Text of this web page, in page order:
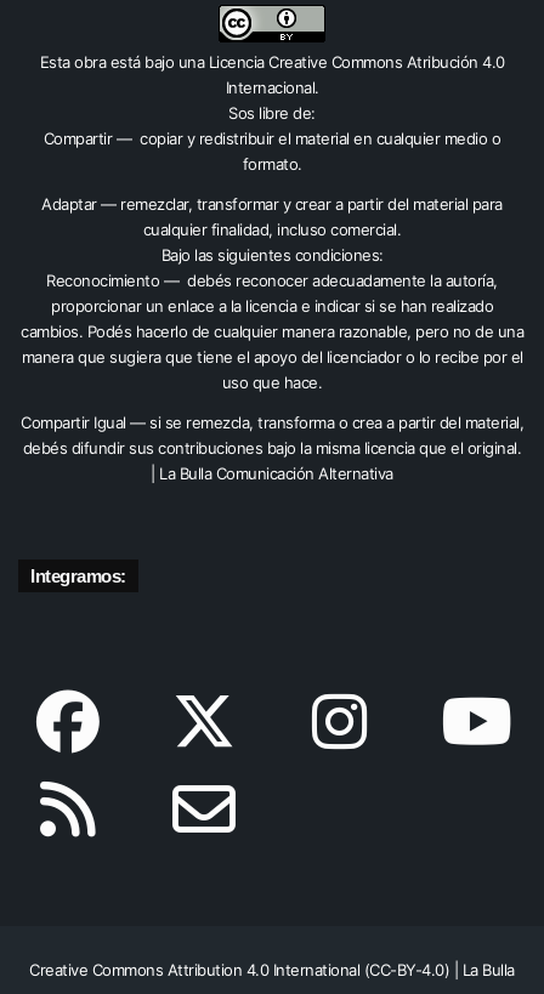
Esta obra está bajo una Licencia Creative Commons Atribución 4.0
Internacional.
Sos libre de:
Compartir — copiar y redistribuir el material en cualquier medio o
formato.
Adaptar — remezclar, transformar y crear a partir del material para
cualquier finalidad, incluso comercial.
Bajo las siguientes condiciones:
Reconocimiento — debés reconocer adecuadamente la autoría,
proporcionar un enlace a la licencia e indicar si se han realizado
cambios. Podés hacerlo de cualquier manera razonable, pero no de una
manera que sugiera que tiene el apoyo del licenciador o lo recibe por el
uso que hace.
Compartir Igual — si se remezcla, transforma o crea a partir del material,
debés difundir sus contribuciones bajo la misma licencia que el original.
| La Bulla Comunicación Alternativa
Integramos:
Creative Commons Attribution 4.0 International (CC-BY-4.0) | La Bulla